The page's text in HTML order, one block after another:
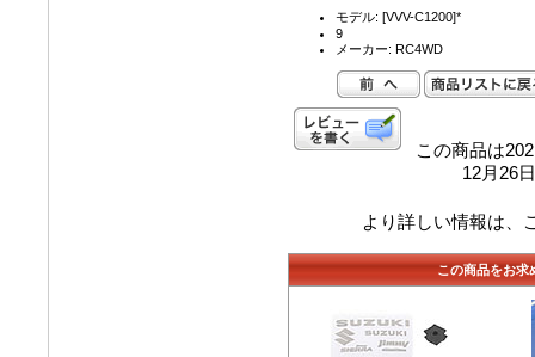
モデル: [VVV-C1200]*
9
メーカー: RC4WD
この商品は
12月26
より詳しい情報は、
この商品をお求